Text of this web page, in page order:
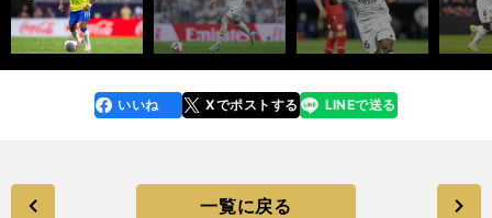
faceboo
k
いいね Xでポストする
line LINEで送る
一覧に戻る